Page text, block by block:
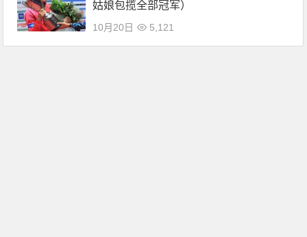
姑娘包揽全部冠军）
10月20日 5,121